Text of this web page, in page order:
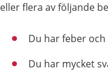
eller flera av följande
Du har feber
Du har mycket